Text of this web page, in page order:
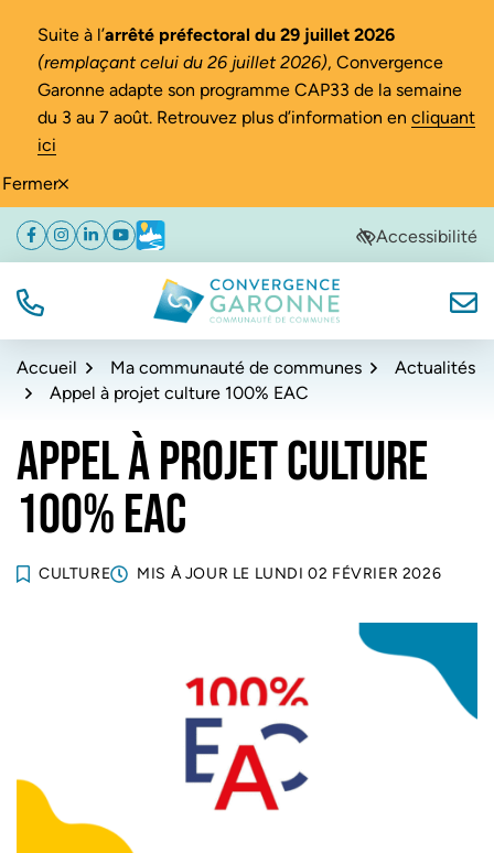
Fermer
Suite à l’arrêté préfectoral du 29 juillet 2026
(remplaçant celui du 26 juillet 2026), Convergence
Garonne adapte son programme CAP33 de la semaine
du 3 au 7 août. Retrouvez plus d’information en cliquant
ici
Aller
navigation
Aller
au
Aller
au
de
Facebook
(ouverture dans un nouvel onglet)
Instagram
(ouverture dans un nouvel onglet)
Linkedin
(ouverture dans un nouvel onglet)
YouTube
(ouverture dans un nouvel onglet)
Météo
(ouverture dans un nouvel onglet)Accessibilité
TÉL. Convergence Garonne
Accueil Ma communauté de communes
Actualités
Appel à projet culture 100% EAC
APPEL À PROJET CULTURE
100% EAC
CULTURE MIS À JOUR LE LUNDI 02 FÉVRIER 2026